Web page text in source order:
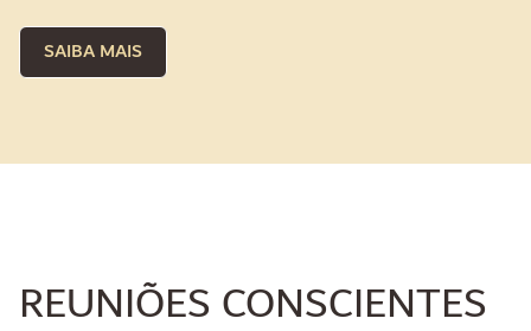
SAIBA MAIS
REUNIÕES CONSCIENTES